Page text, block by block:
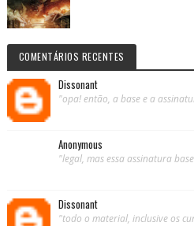
COMENTÁRIOS RECENTES
Dissonant
"opa! então, a base e a
Anonymous
"legal, mas essa assinatura
Dissonant
"todo o material, inclusive os